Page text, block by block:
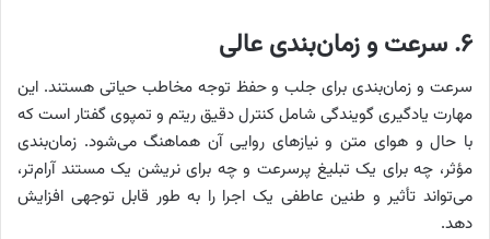
۶. سرعت و زمان‌بندی عالی
سرعت و زمان‌بندی برای جلب و حفظ توجه مخاطب حیاتی هستند. این
مهارت یادگیری گویندگی شامل کنترل دقیق ریتم و تمپوی گفتار است که
با حال و هوای متن و نیازهای روایی آن هماهنگ می‌شود. زمان‌بندی
مؤثر، چه برای یک تبلیغ پرسرعت و چه برای نریشن یک مستند آرام‌تر،
می‌تواند تأثیر و طنین عاطفی یک اجرا را به طور قابل توجهی افزایش
دهد.